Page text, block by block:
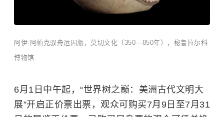
阿伊·阿帕克驭舟运囚瓶，莫切文化（350—850年），秘鲁拉尔科
博物馆
6月1日中午起，“世界树之巅：美洲古代文明大
展”开启正价票出票，观众可购买7月9日至7月31